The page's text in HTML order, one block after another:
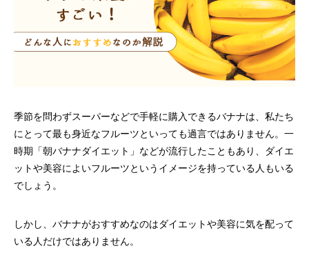
季節を問わずスーパーなどで手軽に購入できるバナナは、私たち
にとって最も身近なフルーツといっても過言ではありません。一
時期「朝バナナダイエット」などが流行したこともあり、ダイエ
ットや美容によいフルーツというイメージを持っている人もいる
でしょう。
しかし、バナナがおすすめなのはダイエットや美容に気を配って
いる人だけではありません。